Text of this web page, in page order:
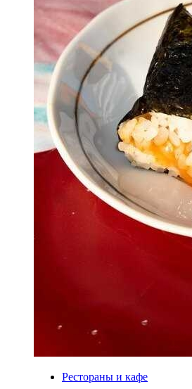
Рестораны и кафе